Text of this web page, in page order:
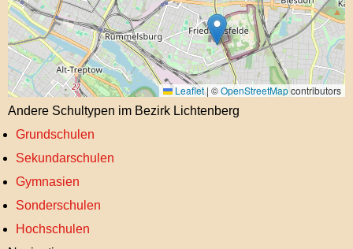
Leaflet | ©OpenStreetMapcontributors
Andere Schultypen im Bezirk Lichtenberg
Grundschulen
Sekundarschulen
Gymnasien
Sonderschulen
Hochschulen